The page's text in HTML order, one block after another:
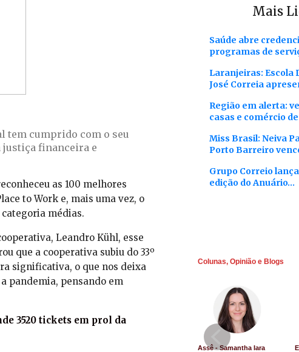
tem cumprido com o seu
justiça financeira e
as 100 melhores
to Work e, mais uma vez, o
médias.
Leandro Kühl, esse
que a cooperativa subiu do 33º
significativa, o que nos deixa
pandemia, pensando em
3520 tickets em prol da
Mais
Saúde abre
programas de
Laranjeiras: Escola
José Correia
Região em alerta:
casas e comércio
Miss Brasil: Neiva
Porto Barreiro
Grupo Correio
edição do Anuário…
Colunas, Opinião e Blogs
Assê - Samantha Iara